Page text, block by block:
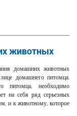
животных
домашних животных
домашнего питомца.
питомца, необходимо
на себя ряд серьезных
и к животному, которое